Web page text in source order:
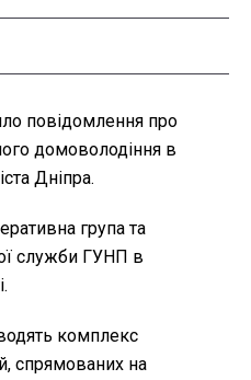
повідомлення про
домоволодіння в
Дніпра.
група та
служби ГУНП в
комплекс
спрямованих на